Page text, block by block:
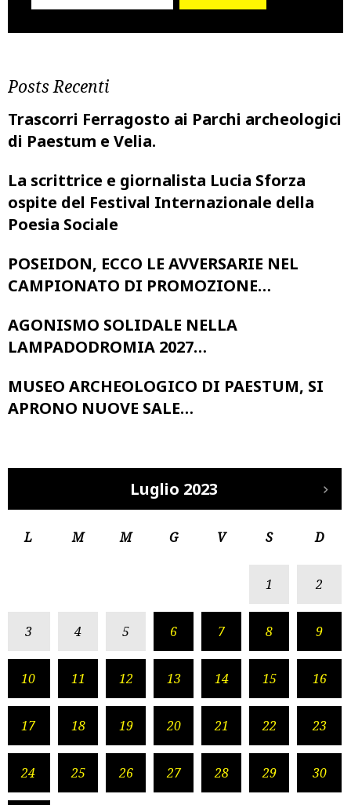
Posts Recenti
Trascorri Ferragosto ai Parchi archeologici
di Paestum e Velia.
La scrittrice e giornalista Lucia Sforza
ospite del Festival Internazionale della
Poesia Sociale
POSEIDON, ECCO LE AVVERSARIE NEL
CAMPIONATO DI PROMOZIONE…
AGONISMO SOLIDALE NELLA
LAMPADODROMIA 2027…
MUSEO ARCHEOLOGICO DI PAESTUM, SI
APRONO NUOVE SALE…
Luglio 2023
L M M G V S D
1 2
3 4 5 6 7 8 9
10 11 12 13 14 15 16
17 18 19 20 21 22 23
24 25 26 27 28 29 30